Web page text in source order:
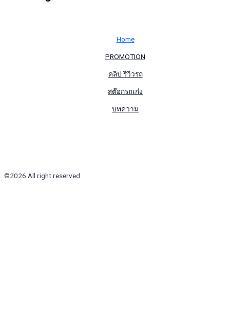
Home
PROMOTION
คลิป รีวิวรถ
สต๊อกรถเก๋ง
บทความ
©2026 All right reserved.